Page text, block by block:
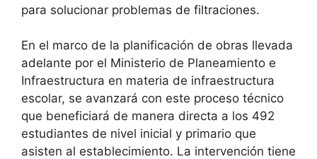
para solucionar problemas de filtraciones.
En el marco de la planificación de obras llevada
adelante por el Ministerio de Planeamiento e
Infraestructura en materia de infraestructura
escolar, se avanzará con este proceso técnico
que beneficiará de manera directa a los 492
estudiantes de nivel inicial y primario que
asisten al establecimiento. La intervención tiene